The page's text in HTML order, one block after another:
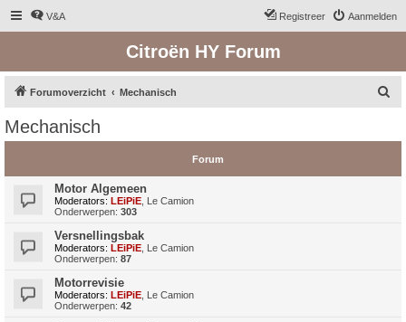
V&A Aanmelden
Registreer
Citroën HY Forum
Forumoverzicht Mechanisch
Mechanisch
Forum
Motor Algemeen
Moderators: LEiPiE Le Camion
Onderwerpen: 303
Versnellingsbak
Moderators: LEiPiE Le Camion
Onderwerpen: 87
Motorrevisie
Moderators: LEiPiE Le Camion
Onderwerpen: 42